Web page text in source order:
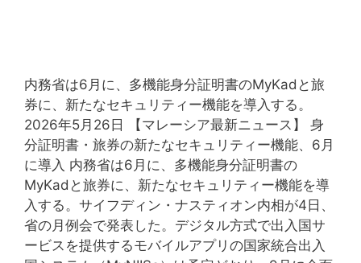
ル
ス
ク
ー
ル
保
護
者
を
内務省は6月に、多機能身分証明書のMyKadと旅
券に、新たなセキュリティー機能を導入する。
2026年5月26日 【マレーシア最新ニュース】 身
分証明書・旅券の新たなセキュリティー機能、6月
に導入 内務省は6月に、多機能身分証明書の
MyKadと旅券に、新たなセキュリティー機能を導
入する。サイフディン・ナスティオン内相が4日、
省の月例会で発表した。デジタル方式で出入国サ
ービスを提供するモバイルアプリの国家統合出入